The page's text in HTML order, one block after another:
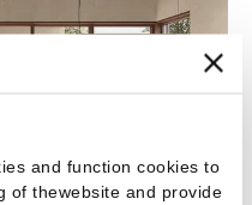
and function cookies to
of thewebsite and provide